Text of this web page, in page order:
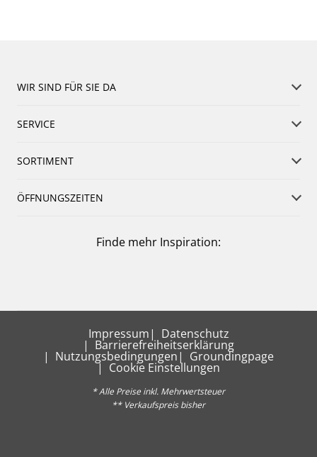
WIR SIND FÜR SIE DA
SERVICE
SORTIMENT
ÖFFNUNGSZEITEN
Finde mehr Inspiration:
Impressum Datenschutz
Barrierefreiheitserklärung
Nutzungsbedingungen Groundingpage
Cookie Einstellungen
* Alle Preise inkl. Mehrwertsteuer
** Verkaufspreis bisher